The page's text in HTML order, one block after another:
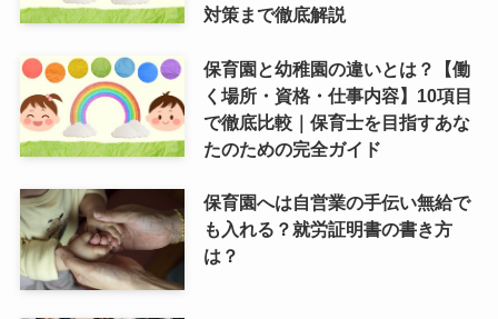
対策まで徹底解説
保育園と幼稚園の違いとは？【働
く場所・資格・仕事内容】10項目
で徹底比較｜保育士を目指すあな
たのための完全ガイド
保育園へは自営業の手伝い無給で
も入れる？就労証明書の書き方
は？